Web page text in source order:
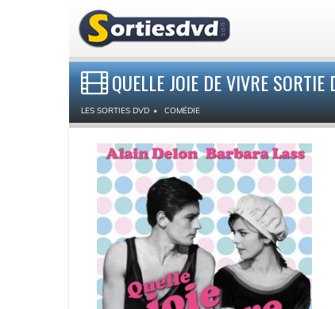
QUELLE JOIE DE VIVRE
LES SORTIES DVD COMÉDIE